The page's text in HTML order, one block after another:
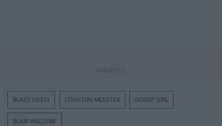
BLAKE LIVELY LEIGHTON MEESTER GOSSIP GIRL
BLAIR WALDORF